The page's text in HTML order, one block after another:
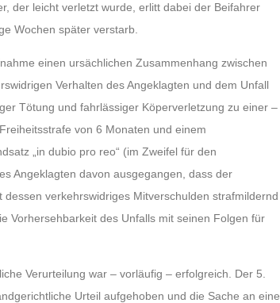
der leicht verletzt wurde, erlitt dabei der Beifahrer
Wochen später verstarb.
einen ursächlichen Zusammenhang zwischen
Verhalten des Angeklagten und dem Unfall
Tötung und fahrlässiger Köperverletzung zu einer –
von 6 Monaten und einem
„in dubio pro reo“ (im Zweifel für den
Angeklagten davon ausgegangen, dass der
verkehrswidriges Mitverschulden strafmildernd
Vorhersehbarkeit des Unfalls mit seinen Folgen für
Verurteilung war – vorläufig – erfolgreich. Der 5.
Urteil aufgehoben und die Sache an eine